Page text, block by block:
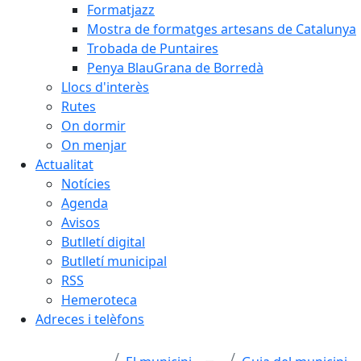
Formatjazz
Mostra de formatges artesans de Catalunya
Trobada de Puntaires
Penya BlauGrana de Borredà
Llocs d'interès
Rutes
On dormir
On menjar
Actualitat
Notícies
Agenda
Avisos
Butlletí digital
Butlletí municipal
RSS
Hemeroteca
Adreces i telèfons